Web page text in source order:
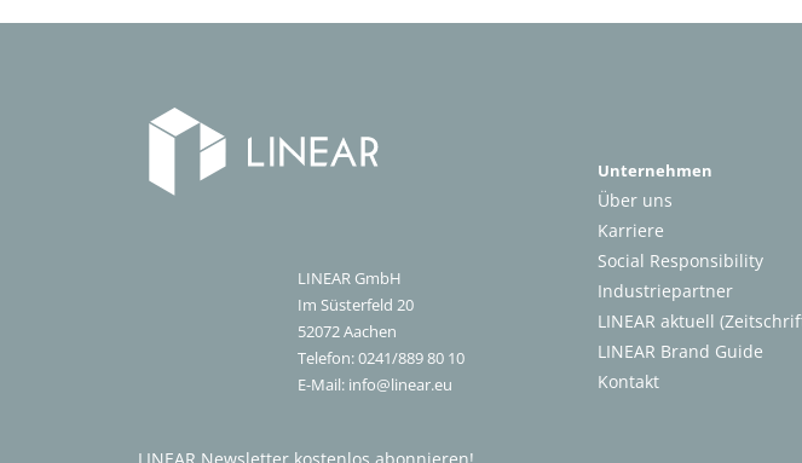
LINEAR GmbH
Im Süsterfeld 20
52072Aachen
Telefon:0241/889 80 10
E-Mail: info@linear.eu
Unternehmen
Über uns
Karriere
Social Responsibility
Industriepartner
LINEAR aktuell
LINEAR Brand Guide
Kontakt